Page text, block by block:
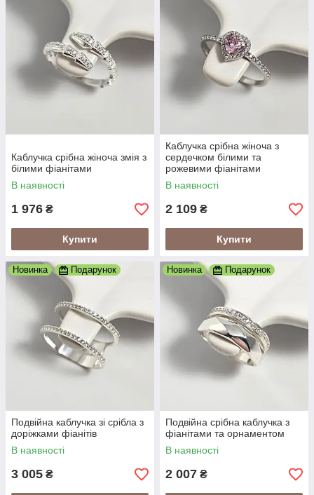
Каблучка срібна жіноча змія з
білими фіанітами
В наявності
1 976 ₴
Купити
Каблучка срібна жіноча з
сердечком білими та
рожевими фіанітами
В наявності
2 109 ₴
Купити
Новинка Подарунок
Подвійна каблучка зі срібла з
доріжками фіанітів
В наявності
3 005 ₴
Новинка Подарунок
Подвійна срібна каблучка з
фіанітами та орнаментом
В наявності
2 007 ₴